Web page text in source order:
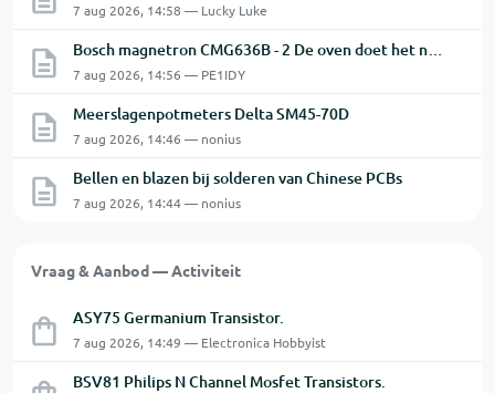
7 aug 2026, 14:58 — Lucky Luke
Bosch magnetron CMG636B - 2 De oven doet het niet goed.
7 aug 2026, 14:56 — PE1IDY
Meerslagenpotmeters Delta SM45-70D
7 aug 2026, 14:46 — nonius
Bellen en blazen bij solderen van Chinese PCBs
7 aug 2026, 14:44 — nonius
Vraag & Aanbod — Activiteit
ASY75 Germanium Transistor.
7 aug 2026, 14:49 — Electronica Hobbyist
BSV81 Philips N Channel Mosfet Transistors.